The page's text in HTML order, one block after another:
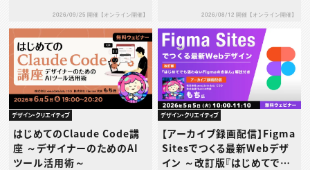
2026/09/25 開催【オンライン開催】 2026/08/12 開催【オンライン開催】
デザイン・クリエイティブ
はじめてのClaude Code講
座 ～デザイナーのためのAI
ツール活用術～
デザイン・クリエイティブ
【アーカイブ録画配信】Figma
Sitesでつくる最新Webデザ
イン ～改訂版『はじめてでも